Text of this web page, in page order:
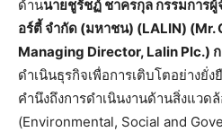
ด้านนายชูรัชฏ์ ชาครกุล กรรมการ
อร์ตี้ จำกัด (มหาชน) (LALIN) (Mr.
Managing Director, Lalin Plc.) ก
ดำเนินธุรกิจเพื่อการเติบโตอย่างยั่
คำนึงถึงการดำเนินงานด้านสิ่งแว
(Environmental, Social and